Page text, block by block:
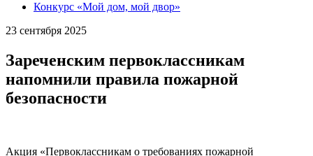
Конкурс «Мой дом, мой двор»
23 сентября 2025
Зареченским первоклассникам
напомнили правила пожарной
безопасности
Акция «Первоклассникам о требованиях пожарной